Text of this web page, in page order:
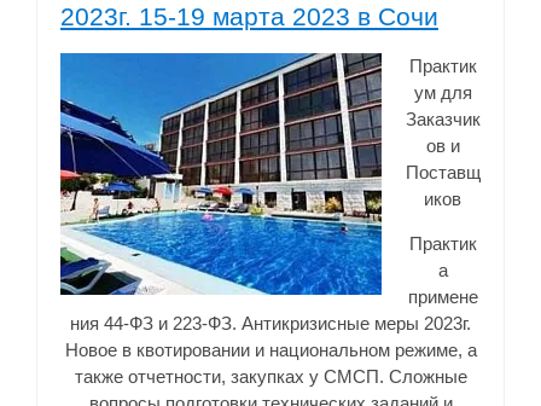
2023г. 15-19 марта 2023 в Сочи
Практик
ум для
Заказчик
ов и
Поставщ
иков
Практик
а
примене
ния 44-ФЗ и 223-ФЗ. Антикризисные меры 2023г.
Новое в квотировании и национальном режиме, а
также отчетности, закупках у СМСП. Сложные